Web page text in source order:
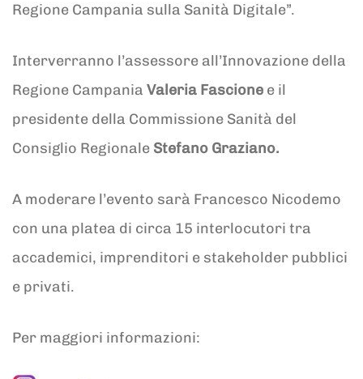
Regione Campania sulla Sanità Digitale”.
Interverranno l’assessore all’Innovazione della
Regione Campania Valeria Fascione e il
presidente della Commissione Sanità del
Consiglio Regionale Stefano Graziano.
A moderare l’evento sarà Francesco Nicodemo
con una platea di circa 15 interlocutori tra
accademici, imprenditori e stakeholder pubblici
e privati.
Per maggiori informazioni: